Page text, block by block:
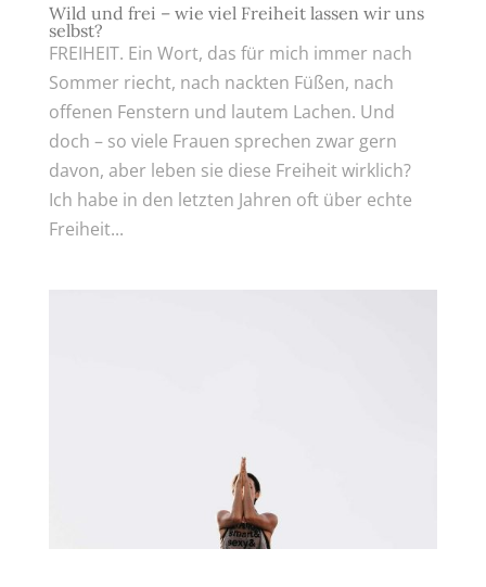
Wild und frei – wie viel Freiheit lassen wir uns
selbst?
FREIHEIT. Ein Wort, das für mich immer nach
Sommer riecht, nach nackten Füßen, nach
offenen Fenstern und lautem Lachen. Und
doch – so viele Frauen sprechen zwar gern
davon, aber leben sie diese Freiheit wirklich?
Ich habe in den letzten Jahren oft über echte
Freiheit...